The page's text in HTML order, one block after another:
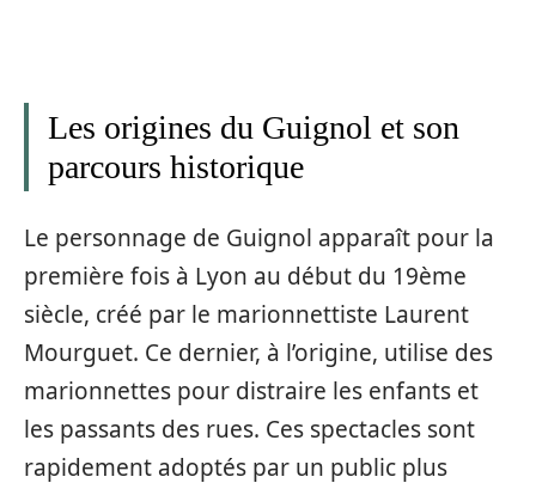
Les origines du Guignol et son
parcours historique
Le personnage de Guignol apparaît pour la
première fois à Lyon au début du 19ème
siècle, créé par le marionnettiste Laurent
Mourguet. Ce dernier, à l’origine, utilise des
marionnettes pour distraire les enfants et
les passants des rues. Ces spectacles sont
rapidement adoptés par un public plus